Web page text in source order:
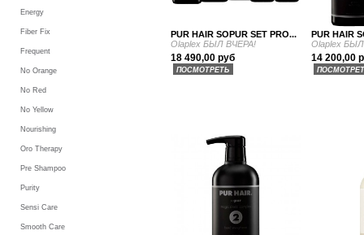
PUR HAIR SOPUR SET PRO...
Olaplex БЫЛ ВЧЕРА!
18 490,00 руб
ПОСМОТРЕТЬ
PUR HAIR
Olaplex
14 200,00
Energy
Fiber Fix
Frequent
No Orange
No Red
No Yellow
Nourishing
Oro Therapy
Pre Shampoo
Purity
Sensi Care
Smooth Care